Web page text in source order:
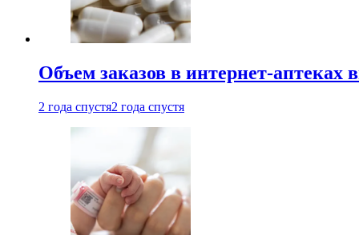
Объем заказов в интернет-аптеках
2 года спустя2 года спустя